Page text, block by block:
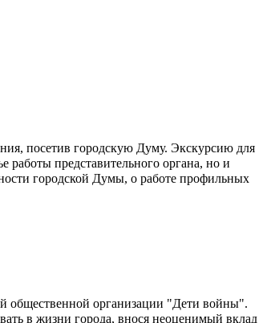
посетив городскую Думу. Экскурсию для
работы представительного органа, но и
городской Думы, о работе профильных
общественной организации "Дети войны".
в жизни города, внося неоценимый вклад